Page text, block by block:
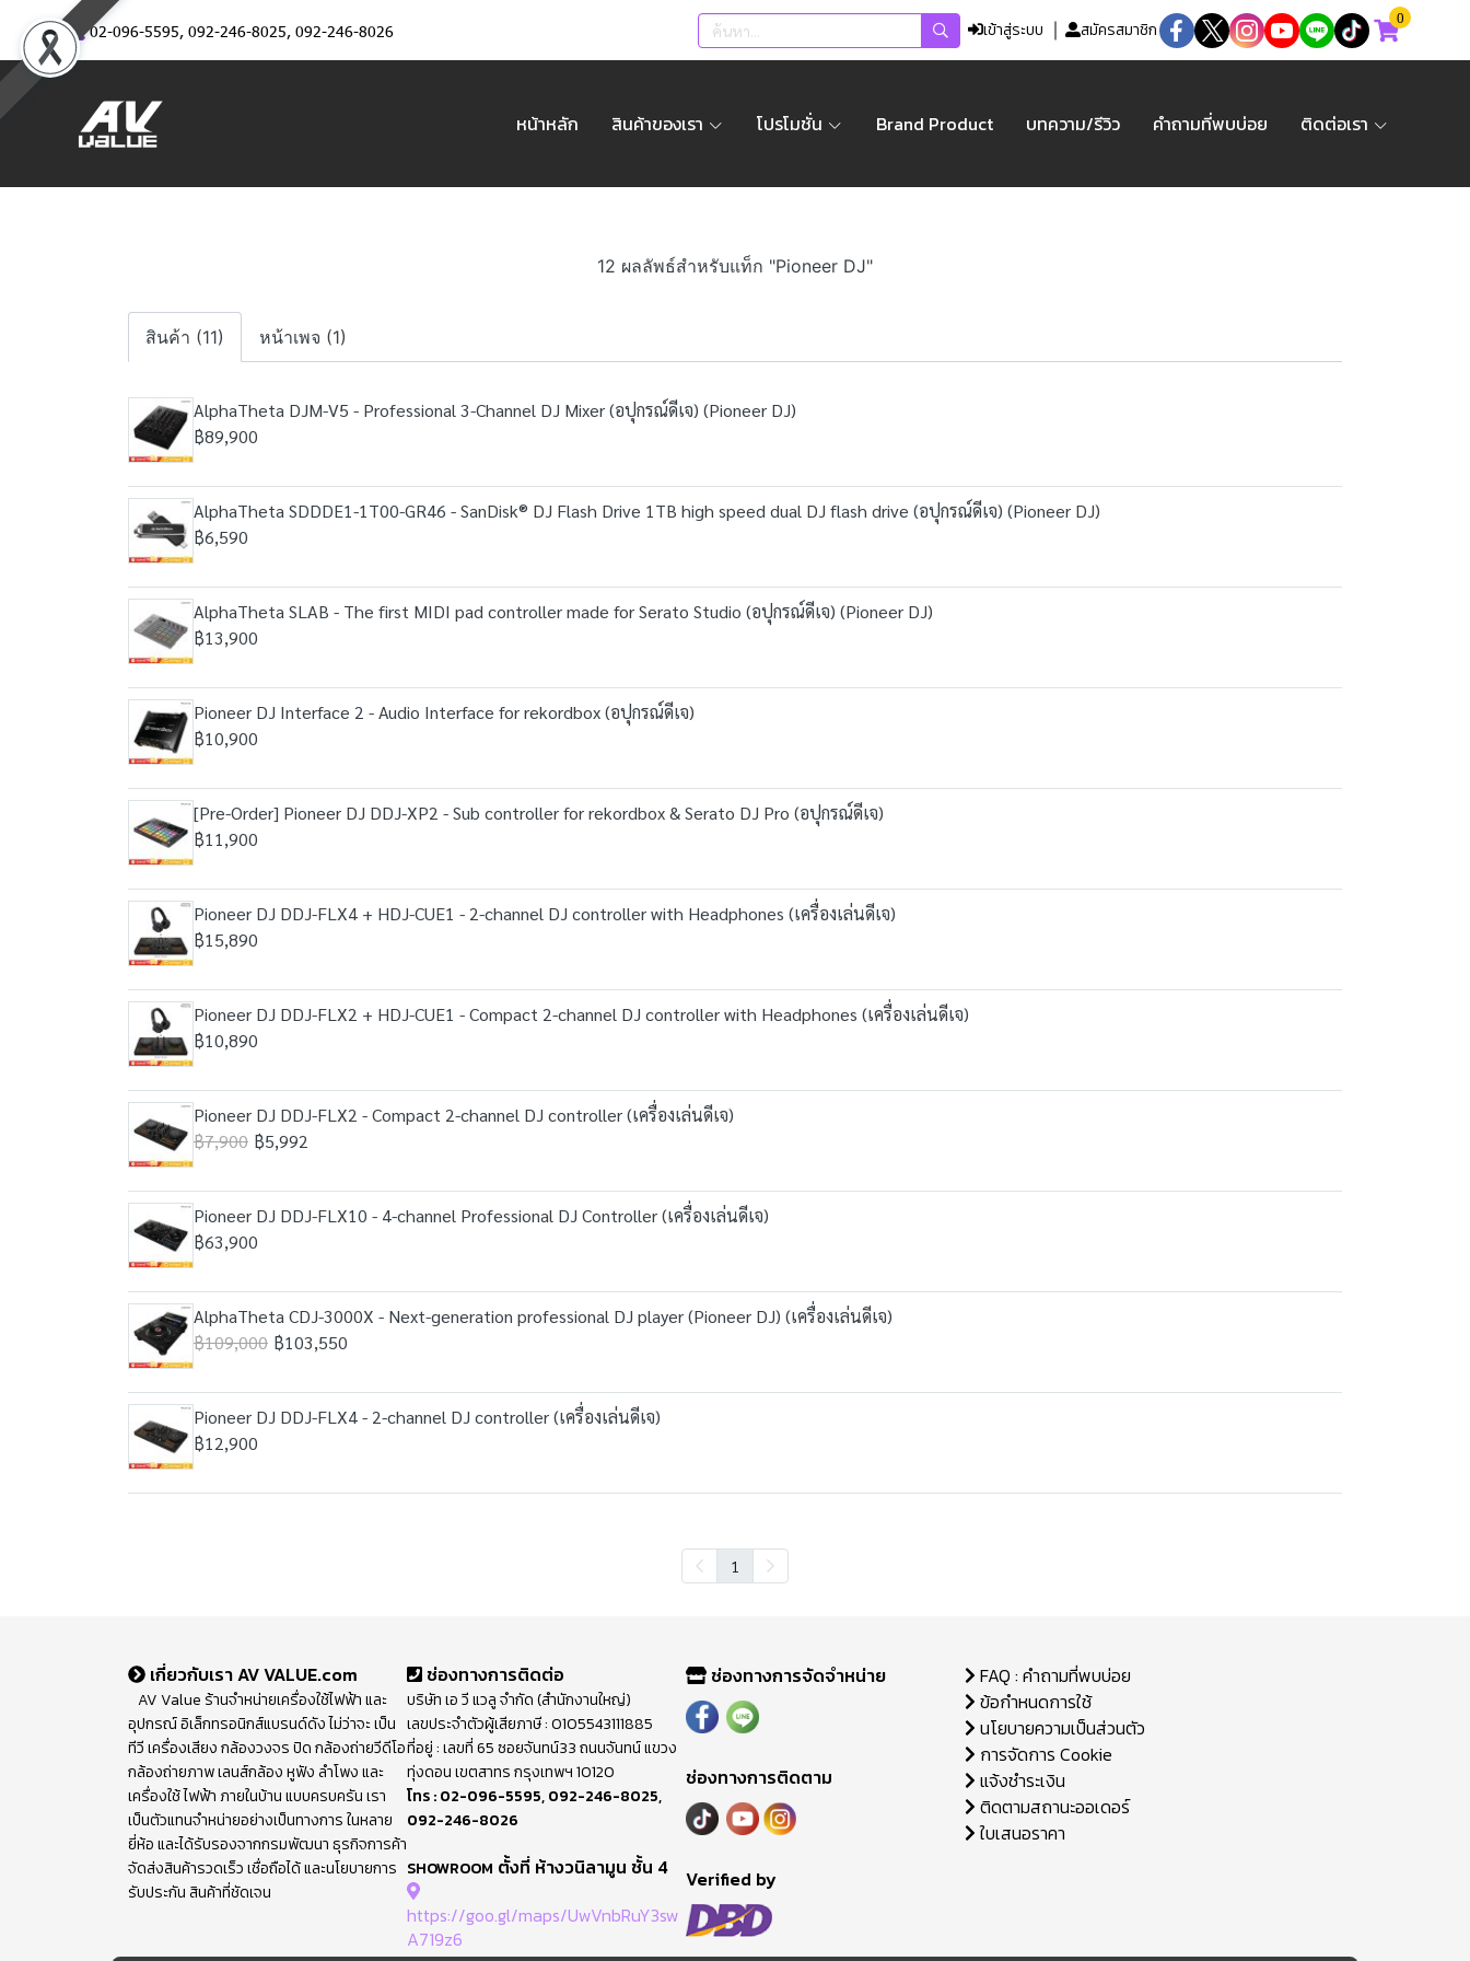
02-096-5595, 092-246-8025, 092-246-8026 เข้าสู่ระบบ สมัครสมาชิก
0
หน้าหลัก สินค้าของเรา โปรโมชั่น Brand Product บทความ/รีวิว คำถามที่พบบ่อย ติดต่อเรา
12 ผลลัพธ์สำหรับแท็ก "Pioneer DJ"
สินค้า (11) หน้าเพจ (1)
AlphaTheta DJM-V5 - Professional 3-Channel DJ Mixer (อปุกรณ์ดีเจ) (Pioneer DJ)
฿89,900
AlphaTheta SDDDE1-1T00-GR46 - SanDisk® DJ Flash Drive 1TB high speed dual DJ flash drive (อปุกรณ์ดีเจ) (Pioneer DJ)
฿6,590
AlphaTheta SLAB - The first MIDI pad controller made for Serato Studio (อปุกรณ์ดีเจ) (Pioneer DJ)
฿13,900
Pioneer DJ Interface 2 - Audio Interface for rekordbox (อปุกรณ์ดีเจ)
฿10,900
[Pre-Order] Pioneer DJ DDJ-XP2 - Sub controller for rekordbox & Serato DJ Pro (อปุกรณ์ดีเจ)
฿11,900
Pioneer DJ DDJ-FLX4 + HDJ-CUE1 - 2-channel DJ controller with Headphones (เครื่องเล่นดีเจ)
฿15,890
Pioneer DJ DDJ-FLX2 + HDJ-CUE1 - Compact 2-channel DJ controller with Headphones (เครื่องเล่นดีเจ)
฿10,890
Pioneer DJ DDJ-FLX2 - Compact 2-channel DJ controller (เครื่องเล่นดีเจ)
฿7,900 ฿5,992
Pioneer DJ DDJ-FLX10 - 4-channel Professional DJ Controller (เครื่องเล่นดีเจ)
฿63,900
AlphaTheta CDJ-3000X - Next-generation professional DJ player (Pioneer DJ) (เครื่องเล่นดีเจ)
฿109,000 ฿103,550
Pioneer DJ DDJ-FLX4 - 2-channel DJ controller (เครื่องเล่นดีเจ)
฿12,900
1
เกี่ยวกับเรา AV VALUE.com
AV Value ร้านจำหน่ายเครื่องใช้ไฟฟ้า และ
อุปกรณ์ อิเล็กทรอนิกส์แบรนด์ดัง ไม่ว่าจะ เป็น
ทีวี เครื่องเสียง กล้องวงจร ปิด กล้องถ่ายวีดีโอ
กล้องถ่ายภาพ เลนส์กล้อง หูฟัง ลำโพง และ
เครื่องใช้ ไฟฟ้า ภายในบ้าน แบบครบครัน เรา
เป็นตัวแทนจำหน่ายอย่างเป็นทางการ ในหลาย
ยี่ห้อ และได้รับรองจากกรมพัฒนา ธุรกิจการค้า
จัดส่งสินค้ารวดเร็ว เชื่อถือได้ และนโยบายการ
รับประกัน สินค้าที่ชัดเจน
ช่องทางการติดต่อ
บริษัท เอ วี แวลู จำกัด (สำนักงานใหญ่)
เลขประจำตัวผู้เสียภาษี : 0105543111885
ที่อยู่ : เลขที่ 65 ซอยจันทน์33 ถนนจันทน์ แขวง
ทุ่งดอน เขตสาทร กรุงเทพฯ 10120
โทร :02-096-5595,092-246-8025,
092-246-8026
SHOWROOM ตั้งที่ ห้างวนิลามูน ชั้น 4
https://goo.gl/maps/UwVnbRuY3sw
A719z6
ช่องทางการจัดจำหน่าย
ช่องทางการติดตาม
Verified by
FAQ : คำถามที่พบบ่อย
ข้อกำหนดการใช้
นโยบายความเป็นส่วนตัว
การจัดการ Cookie
แจ้งชำระเงิน
ติดตามสถานะออเดอร์
ใบเสนอราคา